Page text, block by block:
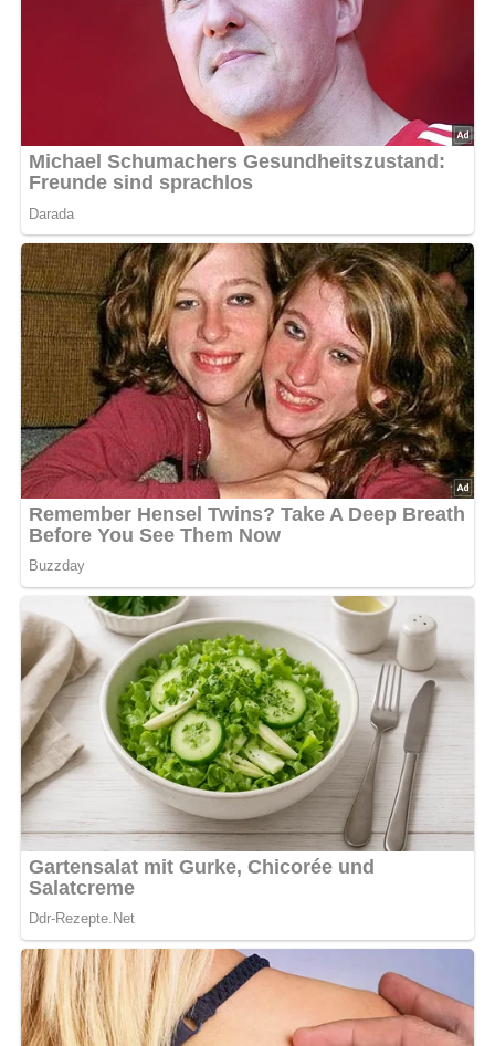
Lob, Kritik, Fragen oder Anregungen zum Rezept?
Dann hinterlasse doch bitte einen Kommentar am
Ende dieser Seite & auch eine Bewertung!
Zubereitung
die Kerne entfernen und den Kürbis in Scheiben
schneiden.
Die Scheiben salzen, in Mehl und Eiern wenden und in
heißem Fett auf beiden Seiten braten.
Das Fleisch in kleinere Stücke schneiden, zusammen
mit glasiger Zwiebel in Margarine und wenig Wasser
garen.
Dann würzen, in eine mit Fett ausgestrichene Pfanne
eine Schicht der gebratenen Kürbisscheiben legen,
darauf das gare Fleisch und obenauf wieder
Kürbisscheiben.
In der Röhre überbacken.
[Nach: Tschechische Küche » Verlag PRACE, Praha, Verlag für die Frau, Leipzig, 1987]
5/5 (2 Bewertung)